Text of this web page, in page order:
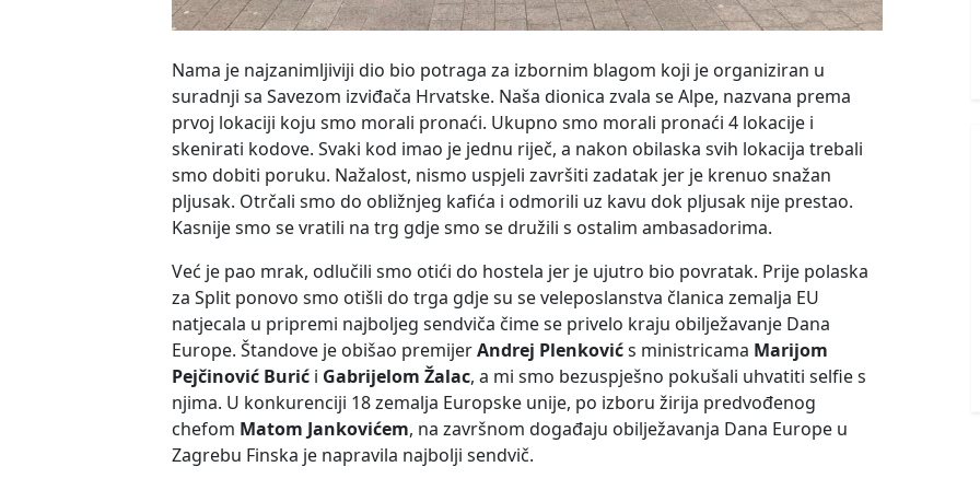
Nama je najzanimljiviji dio bio potraga za izbornim blagom koji je organiziran u
suradnji sa Savezom izviđača Hrvatske. Naša dionica zvala se Alpe, nazvana prema
prvoj lokaciji koju smo morali pronaći. Ukupno smo morali pronaći 4 lokacije i
skenirati kodove. Svaki kod imao je jednu riječ, a nakon obilaska svih lokacija trebali
smo dobiti poruku. Nažalost, nismo uspjeli završiti zadatak jer je krenuo snažan
pljusak. Otrčali smo do obližnjeg kafića i odmorili uz kavu dok pljusak nije prestao.
Kasnije smo se vratili na trg gdje smo se družili s ostalim ambasadorima.
Već je pao mrak, odlučili smo otići do hostela jer je ujutro bio povratak. Prije polaska
za Split ponovo smo otišli do trga gdje su se veleposlanstva članica zemalja EU
natjecala u pripremi najboljeg sendviča čime se privelo kraju obilježavanje Dana
Europe. Štandove je obišao premijerAndrej Plenkovićs ministricama Marijom
Pejčinović Burić i Gabrijelom Žalac, a mi smo bezuspješno pokušali uhvatiti selfie s
njima. U konkurenciji 18 zemalja Europske unije, po izboru žirija predvođenog
chefom Matom Jankovićem, na završnom događaju obilježavanja Dana Europe u
Zagrebu Finska je napravila najbolji sendvič.